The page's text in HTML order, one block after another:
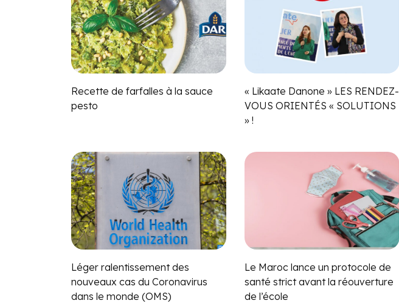
Recette de farfalles à la sauce
pesto
« Likaate Danone » LES RENDEZ-
VOUS ORIENTÉS « SOLUTIONS
» !
Léger ralentissement des
nouveaux cas du Coronavirus
dans le monde (OMS)
Le Maroc lance un protocole de
santé strict avant la réouverture
de l’école